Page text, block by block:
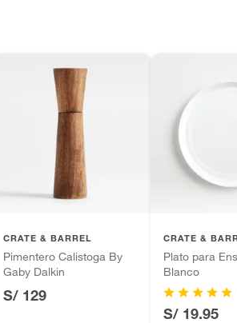
CRATE & BARREL
Pimentero Calistoga By
Gaby Dalkin
S/ 129
CRATE &
Plato para
Blanco
S/ 19.95